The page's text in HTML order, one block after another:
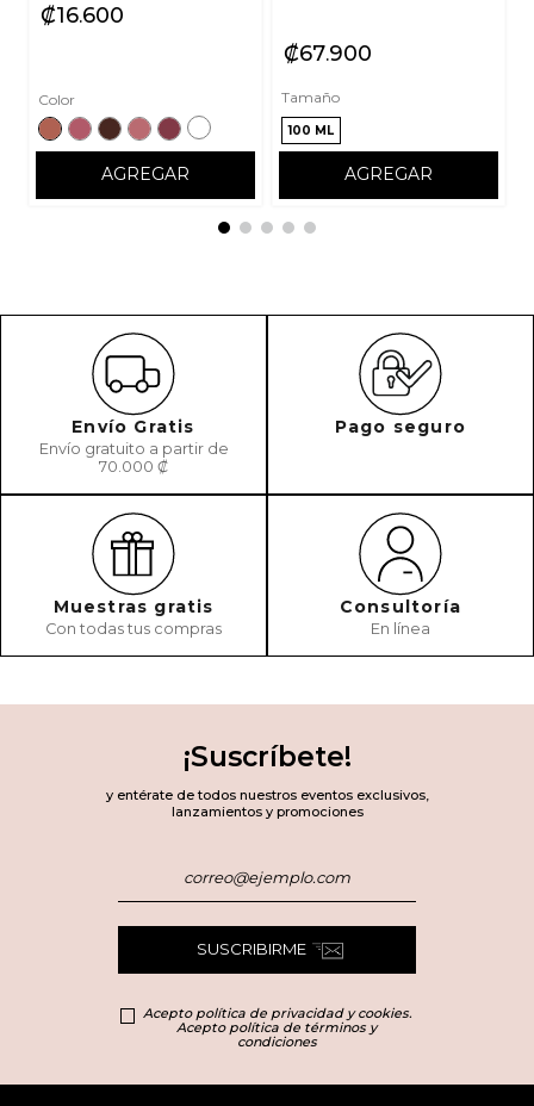
₡16600
Color
AGREGAR
₡67900
Tamaño
100 ML
AGREGAR
Envío Gratis
Envío gratuito a partir de
70.000 ₡
Pago seguro
Muestras gratis
Con todas tus compras
Consultoría
En línea
¡Suscríbete!
y entérate de todos nuestros eventos exclusivos,
lanzamientos y promociones
SUSCRIBIRME
Acepto política de privacidad y cookies.
Acepto política de términos y
condiciones